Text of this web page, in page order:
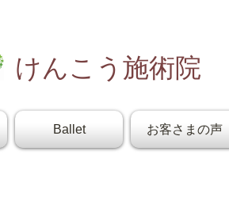
んこう施術院
Ballet お客さまの声